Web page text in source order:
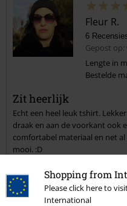
Shopping from
Please click here to
International
Fleur R.
6
Gepost op:
Lengte in
Bestelde
Zit heerlijk
Echt een heel leuk tshirt.
draak en aan de voorkant ook
comfortabel materiaal en net
mooi. :D
Kwaliteit